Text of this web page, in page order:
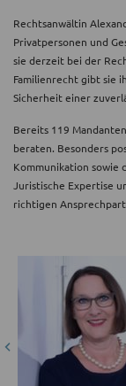
Rechtsanwältin
Privatpersonen und
sie derzeit bei der
Familienrecht gibt sie
Sicherheit einer
Bereits 119
beraten. Besonders
Kommunikation sowie
Juristische Expertise
richtigen